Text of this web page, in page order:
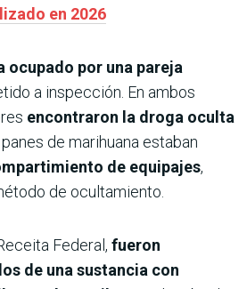
en 2026
ocupado por una pareja
a inspección. En ambos
encontraron la droga oculta
de marihuana estaban
de equipajes,
de ocultamiento.
Federal, fueron
de una sustancia con